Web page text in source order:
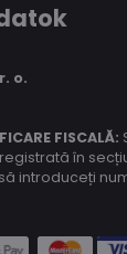
o.
FISCALĂ:
în
introduceți